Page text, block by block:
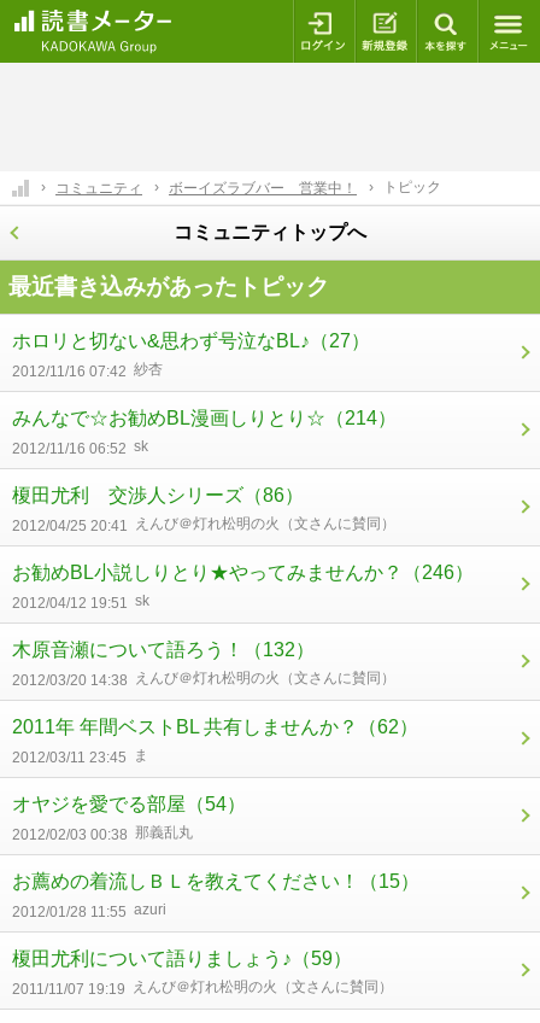
ログイン 新規登録
コミュニティ ボーイズラブバー 営業中！ トピック
コミュニティトップへ
最近書き込みがあったトピック
ホロリと切ない&思わず号泣なBL♪ （27）
2012/11/16 07:42 紗杏
みんなで☆お勧めBL漫画しりとり☆ （214）
2012/11/16 06:52 sk
榎田尤利 交渉人シリーズ （86）
2012/04/25 20:41 えんび＠灯れ松明の火（文さんに賛同）
お勧めBL小説しりとり★やってみませんか？ （246）
2012/04/12 19:51 sk
木原音瀬について語ろう！ （132）
2012/03/20 14:38 えんび＠灯れ松明の火（文さんに賛同）
2011年 年間ベストBL 共有しませんか？ （62）
2012/03/11 23:45 ま
オヤジを愛でる部屋 （54）
2012/02/03 00:38 那義乱丸
お薦めの着流しＢＬを教えてください！ （15）
2012/01/28 11:55 azuri
榎田尤利について語りましょう♪ （59）
2011/11/07 19:19 えんび＠灯れ松明の火（文さんに賛同）